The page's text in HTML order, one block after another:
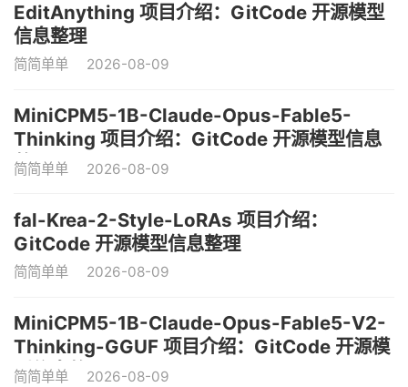
EditAnything 项目介绍：GitCode 开源模型
信息整理
简简单单 2026-08-09
MiniCPM5-1B-Claude-Opus-Fable5-
Thinking 项目介绍：GitCode 开源模型信息
整理
简简单单 2026-08-09
fal-Krea-2-Style-LoRAs 项目介绍：
GitCode 开源模型信息整理
简简单单 2026-08-09
MiniCPM5-1B-Claude-Opus-Fable5-V2-
Thinking-GGUF 项目介绍：GitCode 开源模
型信息整理
简简单单 2026-08-09